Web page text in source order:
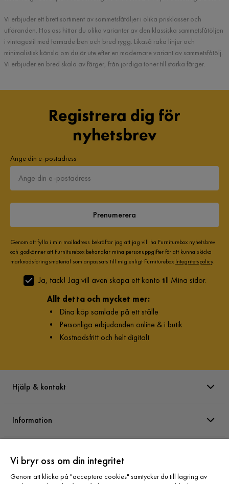
Vi erbjuder ett brett sortiment av sammetsfåtöljer i olika prisklasser och
utföranden. Hos oss hittar du olika varianter av den klassiska sammetsfåtöljen
i vintagestil med formade ben och bred rygg. Likaså raka linjer och
minimalistisk känsla om du är ute efter en modernare variant av sammetsfåtölj.
Vi erbjuder en bred skala av färger, från jordiga toner till starka färger.
Registrera dig för
nyhetsbrev
Ange din e-postadress
Prenumerera
Genom att fylla i min mailadress bekräftar jag att jag vill ha Furniturebox nyhetsbrev
och godkänner att Furniturebox behandlar mina personuppgifter för att kunna skicka
marknadsföringsmaterial som anpassats till mig enligt Furniturebox Integritetspolicy.
Ja, tack! Jag vill även skapa ett konto till Mina sidor.
Allt detta och mycket mer:
• Dina köp samlade på ett ställe
• Personliga erbjudanden online & i butik
• Kostnadsfritt och helt digitalt
Hjälp & kontakt
Information
Vi bryr oss om din integritet
Genom att klicka på "acceptera cookies" samtycker du till lagring av